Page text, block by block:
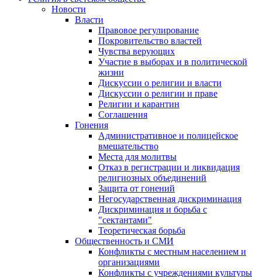
Новости
Власти
Правовое регулирование
Покровительство властей
Чувства верующих
Участие в выборах и в политической
жизни
Дискуссии о религии и власти
Дискуссии о религии и праве
Религии и карантин
Соглашения
Гонения
Административное и полицейское
вмешательство
Места для молитвы
Отказ в регистрации и ликвидация
религиозных объединений
Защита от гонений
Негосударственная дискриминация
Дискриминация и борьба с
"сектантами"
Теоретическая борьба
Общественность и СМИ
Конфликты с местным населением и
организациями
Конфликты с учреждениями культуры